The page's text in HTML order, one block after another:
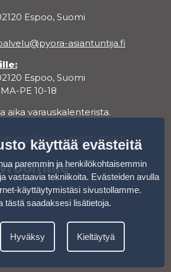
Espoo, Suomi
asiantuntija.fi
Espoo, Suomi
PE 10-18
aika varauskalenterista.
asiantuntija.fi
käyttää evästeitä
paremmin ja henkilökohtaisemmin
vastaavia tekniikoita. Evästeiden avulla
käyttäytymistäsi sivustollamme.
tästä saadaksesi lisätietoja.
Hyväksy Kieltäytyä